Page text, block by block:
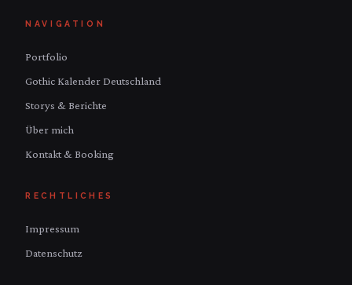
NAVIGATION
Portfolio
Gothic Kalender Deutschland
Storys & Berichte
Über mich
Kontakt & Booking
RECHTLICHES
Impressum
Datenschutz